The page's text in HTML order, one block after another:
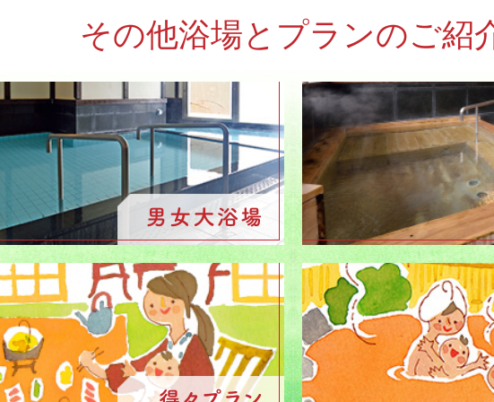
その他浴場とプランのご紹